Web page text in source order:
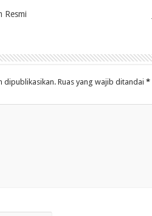
Resmi
dipublikasikan. Ruas yang wajib ditandai *